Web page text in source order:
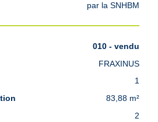
par la SNHBM
010 - vendu
FRAXINUS
1
83,88 m²
2